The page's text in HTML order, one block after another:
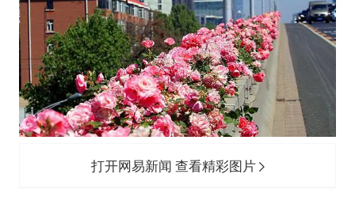
打开网易新闻 查看精彩图片